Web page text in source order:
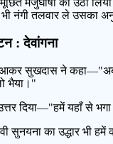
मंजुघोषा को उठा
नंगी तलवार ले उसका
: देवांगना
आकर सुखदास ने
भैया।"
दिया—"हमें यहाँ से
सुनयना का उद्धार भी हमें